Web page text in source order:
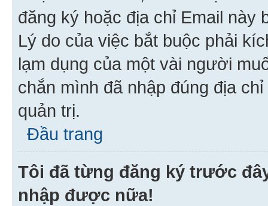
đăng ký hoặc địa chỉ Email này
Lý do của việc bắt buộc phải
lạm dụng của một vài người
chắn mình đã nhập đúng địa
quản trị.
Đầu trang
Tôi đã từng đăng ký trước
nhập được nữa!